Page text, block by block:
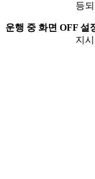
등
운행 중 화면 OFF 설
지